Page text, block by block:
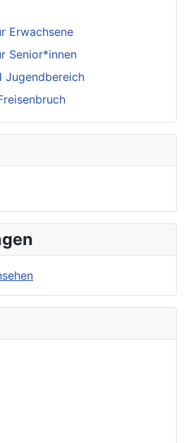
Erwachsene
Senior*innen
Jugendbereich